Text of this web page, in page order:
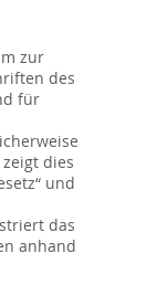
zur
des
für
dies
und
das
anhand